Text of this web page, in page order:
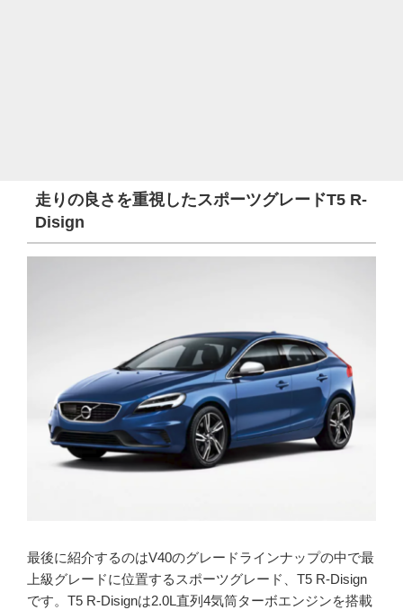
走りの良さを重視したスポーツグレードT5 R-
Disign
最後に紹介するのはV40のグレードラインナップの中で最
上級グレードに位置するスポーツグレード、T5 R-Disign
です。T5 R-Disignは2.0L直列4気筒ターボエンジンを搭載